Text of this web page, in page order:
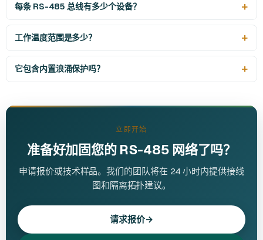
每条 RS-485 总线有多少个设备？
工作温度范围是多少？
它包含内置浪涌保护吗？
立即开始
准备好加固您的 RS-485 网络了吗？
申请报价或技术样品。我们的团队将在 24 小时内提供接线
图和隔离拓扑建议。
请求报价→